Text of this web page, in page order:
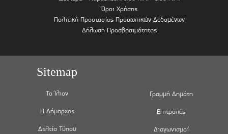
Όροι Χρήσης
Πολιτική Προστασίας Προσωπικών Δεδομένων
Δήλωση Προσβασιμότητας
Sitemap
Το Ίλιον
Η Δήμαρχος
Δελτία Τύπου
Γραμμή Δημότη
Επιτροπές
Διαγωνισμοί